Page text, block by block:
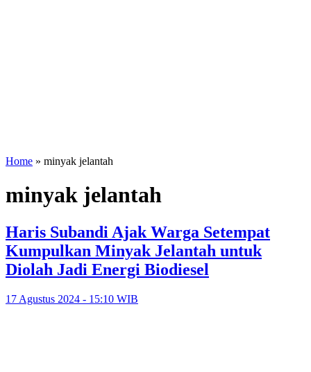
Home » minyak jelantah
minyak jelantah
Haris Subandi Ajak Warga Setempat
Kumpulkan Minyak Jelantah untuk
Diolah Jadi Energi Biodiesel
17 Agustus 2024 - 15:10 WIB